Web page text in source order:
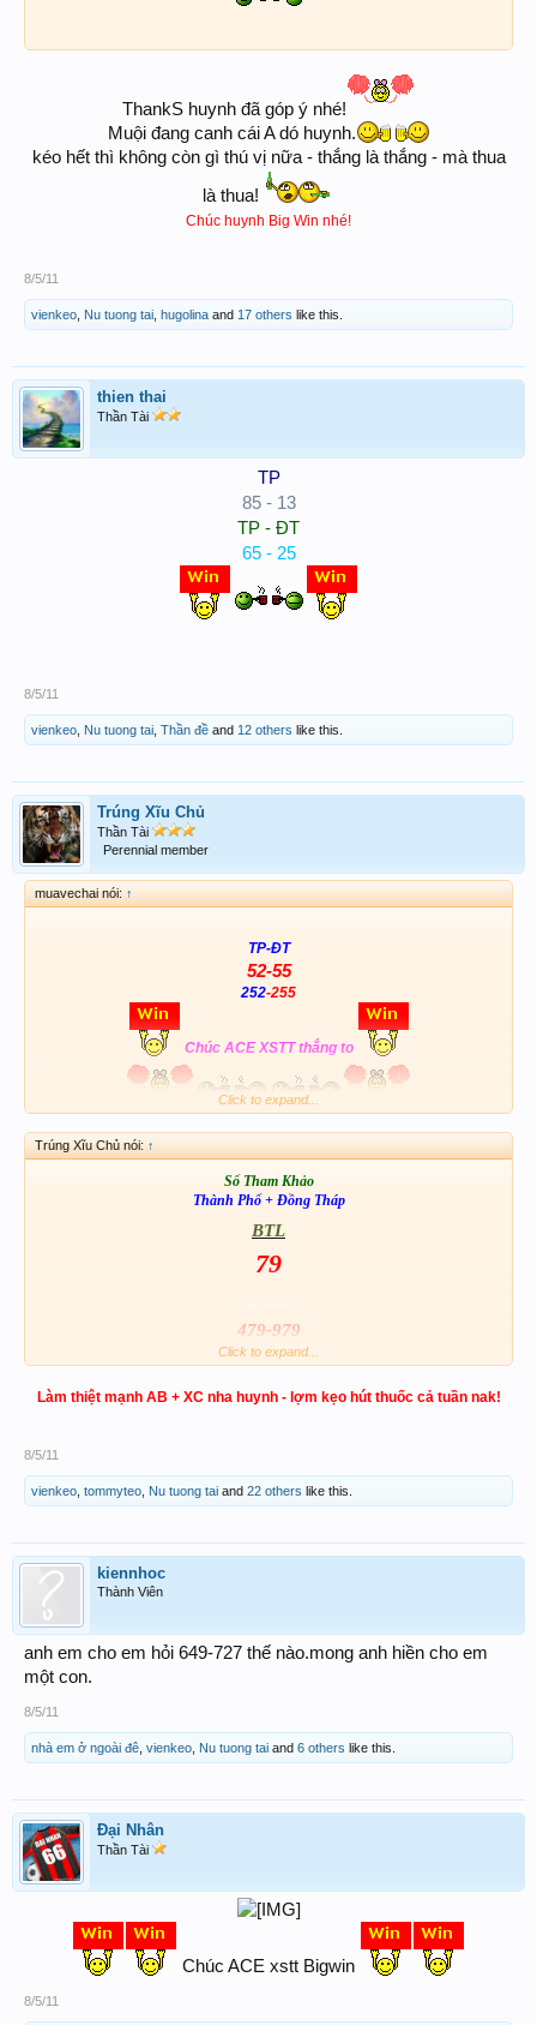
ThankS huynh đã góp ý nhé!
Muội đang canh cái A dó huynh.
kéo hết thì không còn gì thú vị nữa - thắng là thắng - mà thua
là thua!
Chúc huynh Big Win nhé!
8/5/11
vienkeo Nu tuong tai hugolina and 17 others like this.
thien thai
Thần Tài
TP
85 - 13
TP - ĐT
65 - 25
8/5/11
vienkeo Nu tuong tai Thần đề and 12 others like this.
Trúng Xĩu Chủ
Thần Tài
Perennial member
muavechai nói: ↑
TP-ĐT
52-55
252-255
Chúc ACE XSTT thắng to
Click to expand...
Trúng Xĩu Chủ nói: ↑
Số Tham Khảo
Thành Phố + Đồng Tháp
BTL
79
479-979
AB + XC
868-252-967-909-851
Click to expand...
Làm thiệt mạnh AB + XC nha huynh - lợm kẹo hút thuốc cả tuần nak!
8/5/11
vienkeo tommyteo Nu tuong tai and 22 others like this.
kiennhoc
Thành Viên
anh em cho em hỏi 649-727 thế nào.mong anh hiền cho em
một con.
8/5/11
nhà em ở ngoài đê vienkeo Nu tuong tai and 6 others like this.
Đại Nhân
Thần Tài
Chúc ACE xstt Bigwin
8/5/11